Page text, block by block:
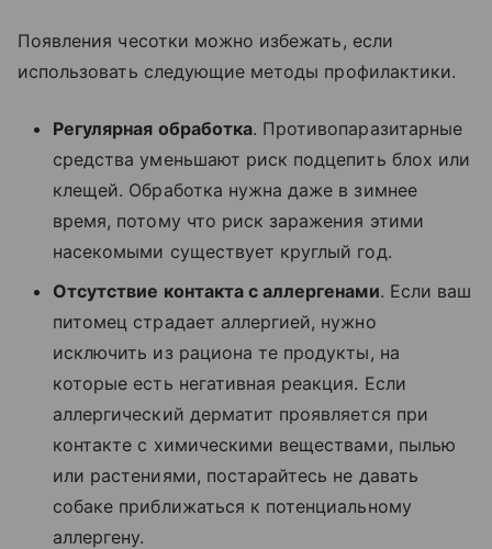
Появления чесотки можно избежать, если
использовать следующие методы профилактики.
Регулярная обработка. Противопаразитарные
средства уменьшают риск подцепить блох или
клещей. Обработка нужна даже в зимнее
время, потому что риск заражения этими
насекомыми существует круглый год.
Отсутствие контакта с аллергенами. Если ваш
питомец страдает аллергией, нужно
исключить из рациона те продукты, на
которые есть негативная реакция. Если
аллергический дерматит проявляется при
контакте с химическими веществами, пылью
или растениями, постарайтесь не давать
собаке приближаться к потенциальному
аллергену.